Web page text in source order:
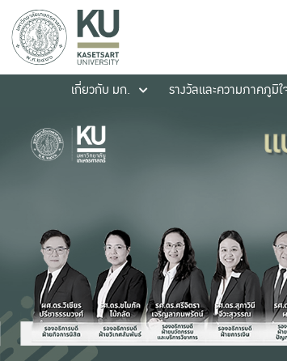
เกี่ยวกับ มก.
รางวัลและความภาคภูมิใ